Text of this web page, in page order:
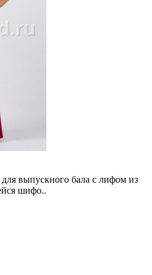
выпускного бала с лифом из
шифо..